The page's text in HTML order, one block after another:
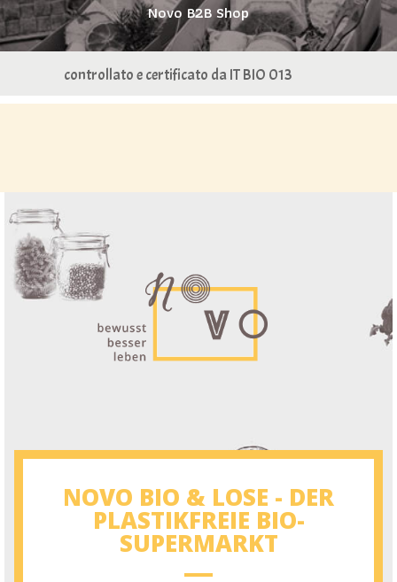
Novo B2B Shop
controllato e certificato da IT BIO 013
NOVO BIO & LOSE - DER
PLASTIKFREIE BIO-
SUPERMARKT